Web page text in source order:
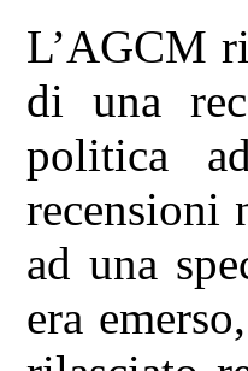
L’AGCM
di una
politica
recensioni
ad una
era